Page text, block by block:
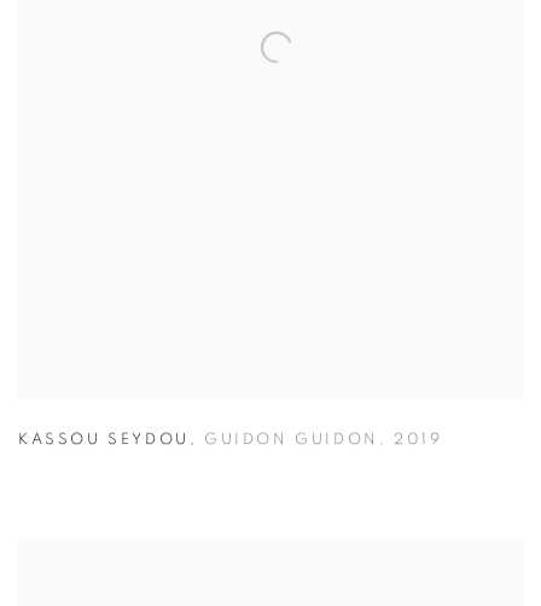
KASSOU SEYDOU , GUIDON GUIDON , 2019